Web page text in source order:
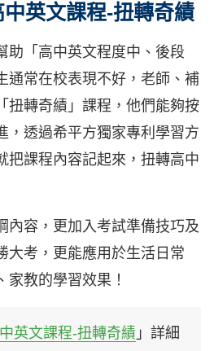
英文課程-扭轉奇績
助「高中英文程度中、後段
通常在校表現不好，老師、補
扭轉奇績」課程，他們能夠按
，透過希平方獨家專利學習方
把課程內容記起來，扭轉高中
內容，更加入考試準備技巧及
大考，更能應用於生活日常
家教的學習效果！
英文課程-扭轉奇績 」詳細